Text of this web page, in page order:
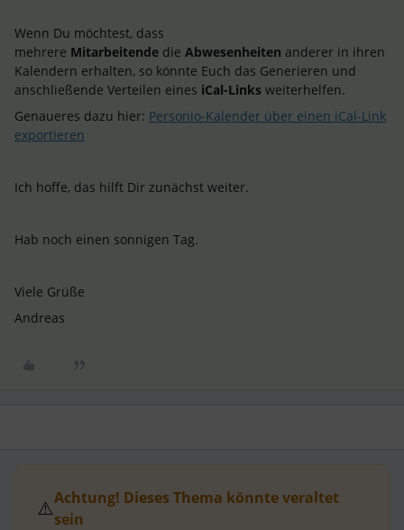
Wenn Du möchtest, dass
mehrere Mitarbeitende die Abwesenheiten anderer in ihren
Kalendern erhalten, so könnte Euch das Generieren und
anschließende Verteilen eines iCal-Links weiterhelfen.
Genaueres dazu hier: Personio-Kalender über einen iCal-Link
exportieren
Ich hoffe, das hilft Dir zunächst weiter.
Hab noch einen sonnigen Tag.
Viele Grüße
Andreas
⚠️Achtung! Dieses Thema könnte veraltet
sein